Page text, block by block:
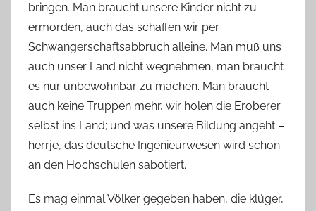
bringen. Man braucht unsere Kinder nicht zu
ermorden, auch das schaffen wir per
Schwangerschaftsabbruch alleine. Man muß uns
auch unser Land nicht wegnehmen, man braucht
es nur unbewohnbar zu machen. Man braucht
auch keine Truppen mehr, wir holen die Eroberer
selbst ins Land; und was unsere Bildung angeht –
herrje, das deutsche Ingenieurwesen wird schon
an den Hochschulen sabotiert.
Es mag einmal Völker gegeben haben, die klüger,